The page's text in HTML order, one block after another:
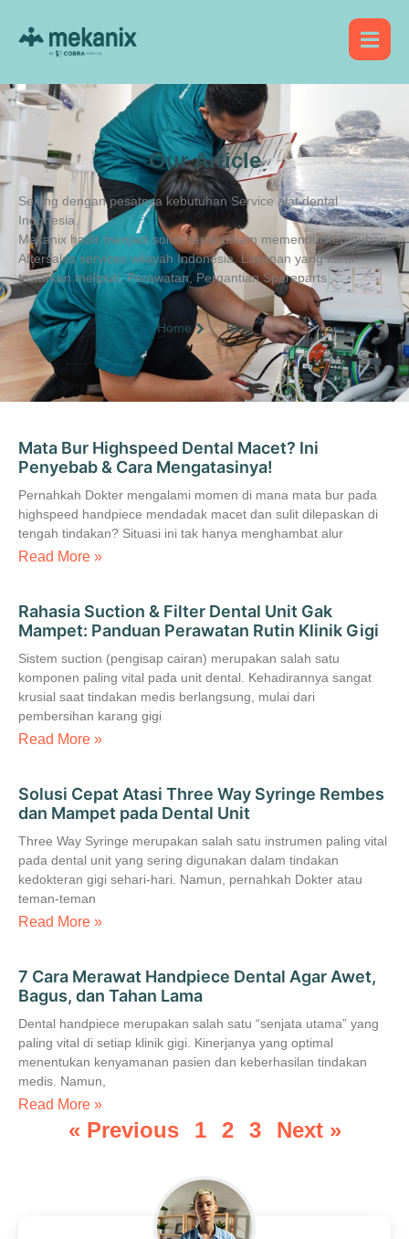
Our Article
Seiring dengan pesatnya kebutuhan Service alat dental
Indonesia.
Mekanix hadir menjadi solusi tepat dalam memenuhi kebutuhan
Aftersales services wilayah Indonesia. Layanan yang kami
tawarkan meliputi, Perawatan, Pergantian Spareparts
Home Blog
Mata Bur Highspeed Dental Macet? Ini
Penyebab & Cara Mengatasinya!
Pernahkah Dokter mengalami momen di mana mata bur pada
highspeed handpiece mendadak macet dan sulit dilepaskan di
tengah tindakan? Situasi ini tak hanya menghambat alur
Read More »
Rahasia Suction & Filter Dental Unit Gak
Mampet: Panduan Perawatan Rutin Klinik Gigi
Sistem suction (pengisap cairan) merupakan salah satu
komponen paling vital pada unit dental. Kehadirannya sangat
krusial saat tindakan medis berlangsung, mulai dari
pembersihan karang gigi
Read More »
Solusi Cepat Atasi Three Way Syringe Rembes
dan Mampet pada Dental Unit
Three Way Syringe merupakan salah satu instrumen paling vital
pada dental unit yang sering digunakan dalam tindakan
kedokteran gigi sehari-hari. Namun, pernahkah Dokter atau
teman-teman
Read More »
7 Cara Merawat Handpiece Dental Agar Awet,
Bagus, dan Tahan Lama
Dental handpiece merupakan salah satu “senjata utama” yang
paling vital di setiap klinik gigi. Kinerjanya yang optimal
menentukan kenyamanan pasien dan keberhasilan tindakan
medis. Namun,
Read More »
« Previous 1 2 3 Next »